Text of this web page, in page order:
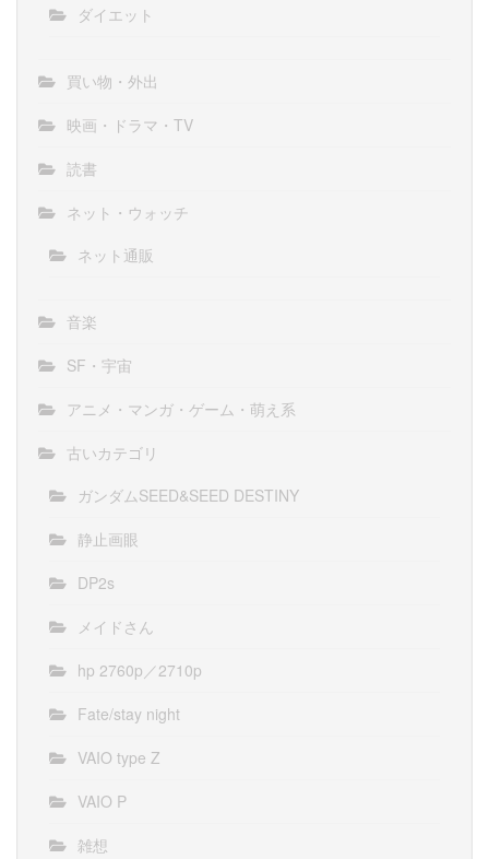
ダイエット
買い物・外出
映画・ドラマ・TV
読書
ネット・ウォッチ
ネット通販
音楽
SF・宇宙
アニメ・マンガ・ゲーム・萌え系
古いカテゴリ
ガンダムSEED&SEED DESTINY
静止画眼
DP2s
メイドさん
hp 2760p／2710p
Fate/stay night
VAIO type Z
VAIO P
雑想